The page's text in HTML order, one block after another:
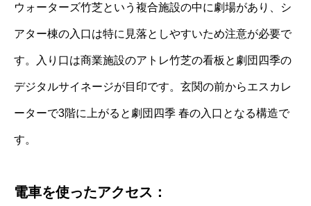
ウォーターズ竹芝という複合施設の中に劇場があり、シ
アター棟の入口は特に見落としやすいため注意が必要で
す。入り口は商業施設のアトレ竹芝の看板と劇団四季の
デジタルサイネージが目印です。玄関の前からエスカレ
ーターで3階に上がると劇団四季 春の入口となる構造で
す。
電車を使ったアクセス：